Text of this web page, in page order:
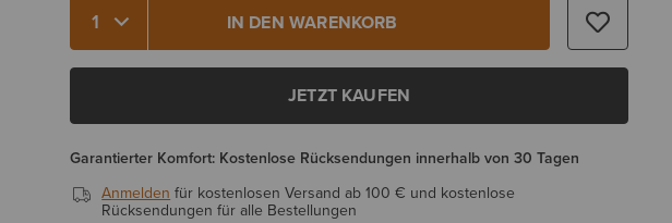
Menge 1 IN DEN WARENKORB
JETZT KAUFEN
Garantierter Komfort: Kostenlose Rücksendungen innerhalb von 30 Tagen
Anmelden für kostenlosen Versand ab 100 € und kostenlose
Rücksendungen für alle Bestellungen